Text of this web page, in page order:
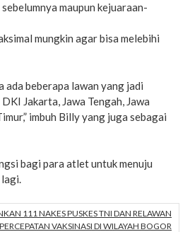
maupun kejuaraan-
mungkin agar bisa melebihi
ada beberapa lawan yang jadi
Jakarta, Jawa Tengah, Jawa
imbuh Billy yang juga sebagai
bagi para atlet untuk menuju
111 NAKES PUSKES TNI DAN RELAWAN
VAKSINASI DI WILAYAH BOGOR